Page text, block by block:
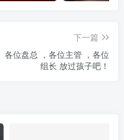
下一篇
各位盘总 ，各位主管 ，各位
组长 放过孩子吧！